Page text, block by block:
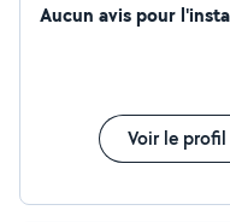
Aucun avis pour
Voir le profil